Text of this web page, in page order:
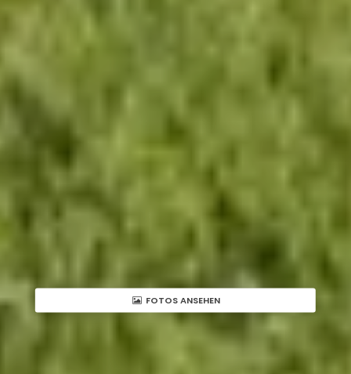
FOTOS ANSEHEN